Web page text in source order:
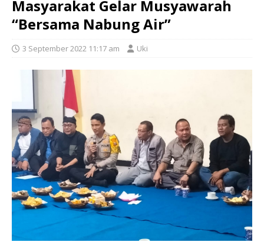
Masyarakat Gelar Musyawarah
“Bersama Nabung Air”
3 September 2022 11:17 am Uki